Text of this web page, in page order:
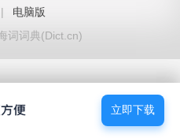
|
电脑版
词词典(Dict.cn)
立即下载
立即下载